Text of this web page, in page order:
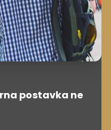
postavka ne